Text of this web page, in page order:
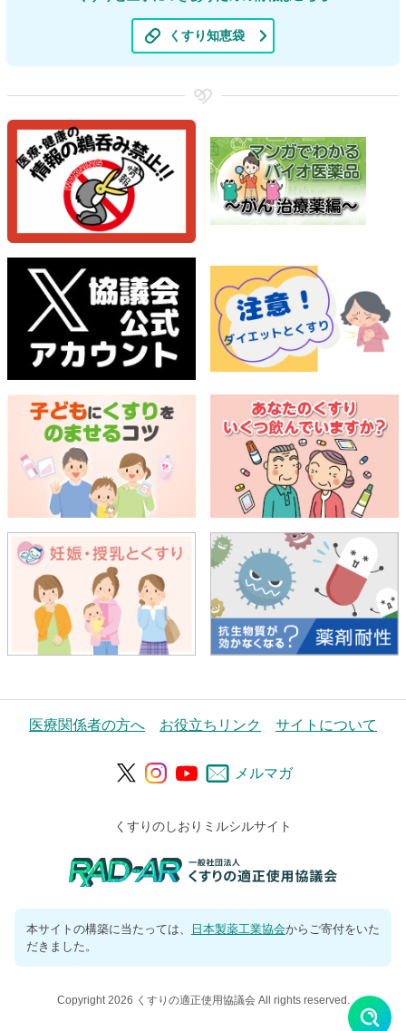
くすり知恵袋
医療関係者の方へ お役立ちリンク サイトについて
メルマガ
くすりのしおりミルシルサイト
本サイトの構築に当たっては、 日本製薬工業協会からご寄付をいた
だきました。
Copyright 2026 くすりの適正使用協議会 All rights reserved.